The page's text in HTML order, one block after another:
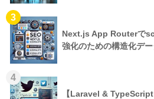
3
Next.js App Routerで
強化のための構造化デ
4
【Laravel &